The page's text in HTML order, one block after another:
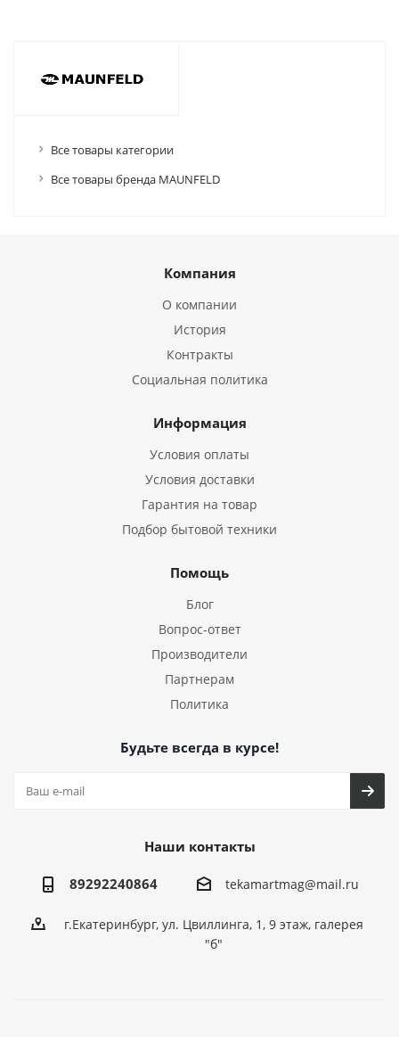
Все товары категории
Все товары бренда MAUNFELD
Компания
О компании
История
Контракты
Социальная политика
Информация
Условия оплаты
Условия доставки
Гарантия на товар
Подбор бытовой техники
Помощь
Блог
Вопрос-ответ
Производители
Партнерам
Политика
Будьте всегда в курсе!
Наши контакты
89292240864 tekamartmag@mail.ru
г.Екатеринбург, ул. Цвиллинга, 1, 9 этаж, галерея
"б"